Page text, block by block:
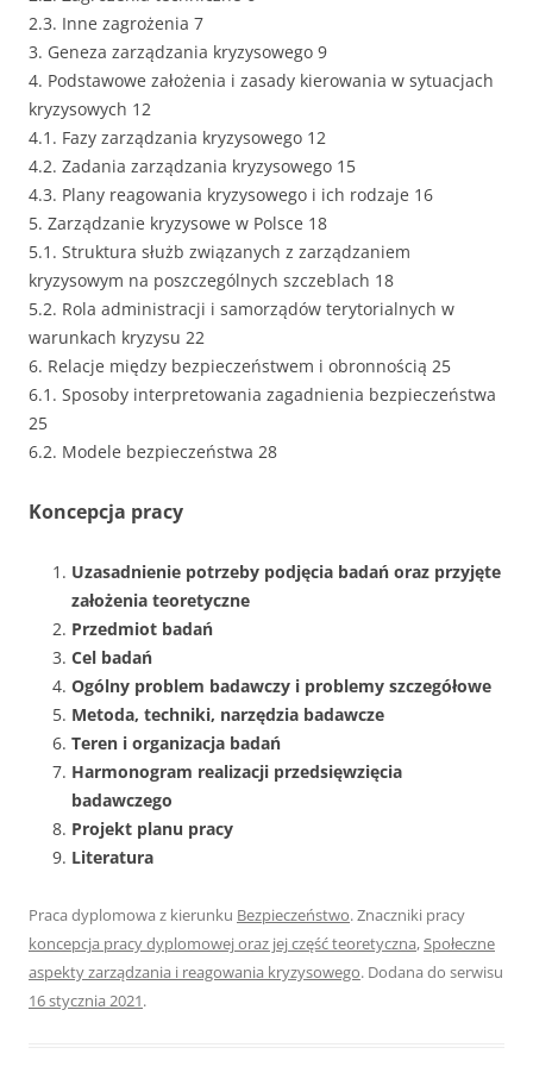
2.3. Inne zagrożenia 7
3. Geneza zarządzania kryzysowego 9
4. Podstawowe założenia i zasady kierowania w sytuacjach
kryzysowych 12
4.1. Fazy zarządzania kryzysowego 12
4.2. Zadania zarządzania kryzysowego 15
4.3. Plany reagowania kryzysowego i ich rodzaje 16
5. Zarządzanie kryzysowe w Polsce 18
5.1. Struktura służb związanych z zarządzaniem
kryzysowym na poszczególnych szczeblach 18
5.2. Rola administracji i samorządów terytorialnych w
warunkach kryzysu 22
6. Relacje między bezpieczeństwem i obronnością 25
6.1. Sposoby interpretowania zagadnienia bezpieczeństwa
25
6.2. Modele bezpieczeństwa 28
Koncepcja pracy
Uzasadnienie potrzeby podjęcia badań oraz przyjęte
założenia teoretyczne
Przedmiot badań
Cel badań
Ogólny problem badawczy i problemy szczegółowe
Metoda, techniki, narzędzia badawcze
Teren i organizacja badań
Harmonogram realizacji przedsięwzięcia
badawczego
Projekt planu pracy
Literatura
Praca dyplomowa z kierunku Bezpieczeństwo. Znaczniki pracy
koncepcja pracy dyplomowej oraz jej część teoretyczna,Społeczne
aspekty zarządzania i reagowania kryzysowego. Dodana do serwisu
16 stycznia 2021.